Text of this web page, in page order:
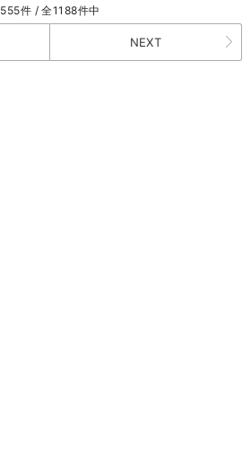
555件 / 全1188件中
NEXT